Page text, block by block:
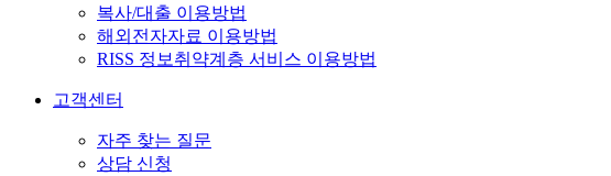
복사/대출 이용방법
해외전자자료 이용방법
RISS 정보취약계층 서비스 이용방법
고객센터
자주 찾는 질문
상담 신청